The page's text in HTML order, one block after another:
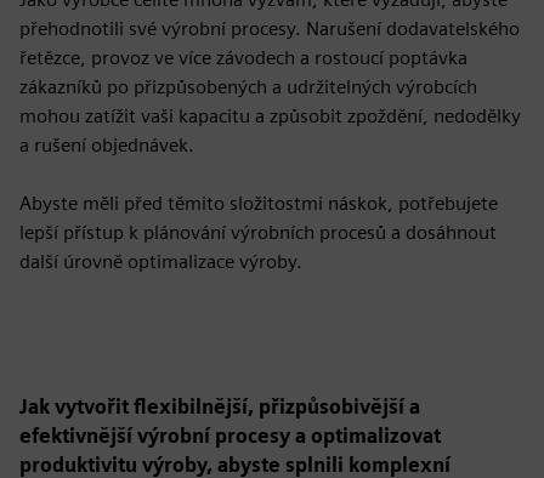
přehodnotili své výrobní procesy. Narušení dodavatelského
řetězce, provoz ve více závodech a rostoucí poptávka
zákazníků po přizpůsobených a udržitelných výrobcích
mohou zatížit vaši kapacitu a způsobit zpoždění, nedodělky
a rušení objednávek.
Abyste měli před těmito složitostmi náskok, potřebujete
lepší přístup k plánování výrobních procesů a dosáhnout
další úrovně optimalizace výroby.
Jak vytvořit flexibilnější, přizpůsobivější a
efektivnější výrobní procesy a optimalizovat
produktivitu výroby, abyste splnili komplexní